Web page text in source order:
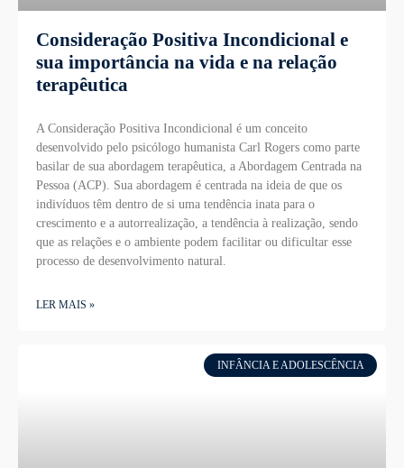
Consideração Positiva Incondicional e
sua importância na vida e na relação
terapêutica
A Consideração Positiva Incondicional é um conceito
desenvolvido pelo psicólogo humanista Carl Rogers como parte
basilar de sua abordagem terapêutica, a Abordagem Centrada na
Pessoa (ACP). Sua abordagem é centrada na ideia de que os
indivíduos têm dentro de si uma tendência inata para o
crescimento e a autorrealização, a tendência à realização, sendo
que as relações e o ambiente podem facilitar ou dificultar esse
processo de desenvolvimento natural.
LER MAIS »
INFÂNCIA E ADOLESCÊNCIA